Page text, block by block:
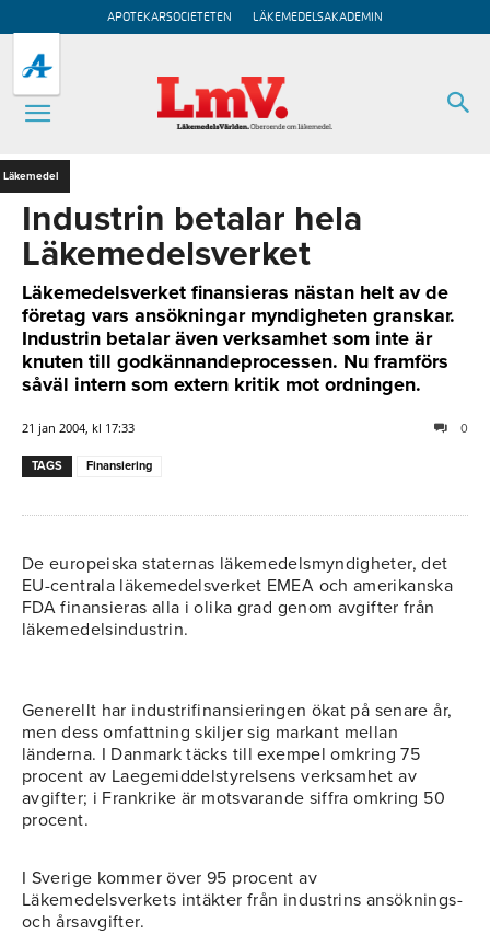
APOTEKARSOCIETETEN LÄKEMEDELSAKADEMIN
Läkemedel
Industrin betalar hela
Läkemedelsverket
Läkemedelsverket finansieras nästan helt av de
företag vars ansökningar myndigheten granskar.
Industrin betalar även verksamhet som inte är
knuten till godkännandeprocessen. Nu framförs
såväl intern som extern kritik mot ordningen.
21 jan 2004, kl 17:33 0
TAGS Finansiering
De europeiska staternas läkemedelsmyndigheter, det
EU-centrala läkemedelsverket EMEA och amerikanska
FDA finansieras alla i olika grad genom avgifter från
läkemedelsindustrin.
Generellt har industrifinansieringen ökat på senare år,
men dess omfattning skiljer sig markant mellan
länderna. I Danmark täcks till exempel omkring 75
procent av Laegemiddelstyrelsens verksamhet av
avgifter; i Frankrike är motsvarande siffra omkring 50
procent.
I Sverige kommer över 95 procent av
Läkemedelsverkets intäkter från industrins ansöknings-
och årsavgifter.